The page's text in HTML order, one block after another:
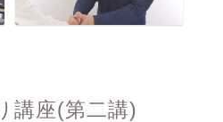
講座(第二講)